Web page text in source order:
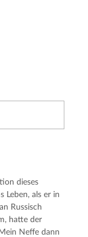
dieses
Leben, als er in
Russisch
hatte der
Neffe dann